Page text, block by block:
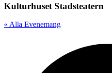
Kulturhuset Stadsteatern
« Alla Evenemang